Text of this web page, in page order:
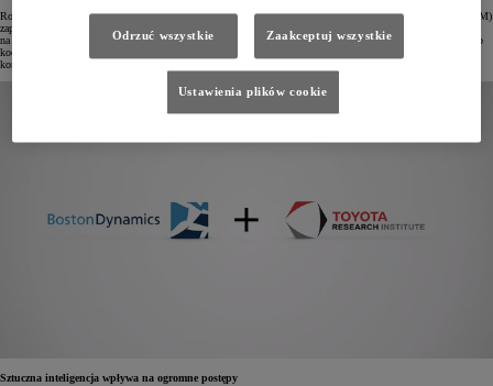
Robot Atlas firmy Boston Dynamics korzystający z opracowanych przez TRI Dużych Modeli Zachowań (LBM)
zaprezentował nowe możliwości, łącząc poruszanie się, precyzyjne działania manualne i bieżące reagowanie
na otoczenie. W przeciwieństwie do poprzedniej generacji nauka nowych umiejętności nie wymagała ręcznego
kodowania. Dzięki zastosowaniu LBM Atlas błyskawicznie adaptuje się do nowych zadań, eliminując
konieczność pisania dodatkowych linijek kodu.
Sztuczna inteligencja wpływa na ogromne postępy
Odrzuć wszystkie Zaakceptuj wszystkie
Ustawienia plików cookie